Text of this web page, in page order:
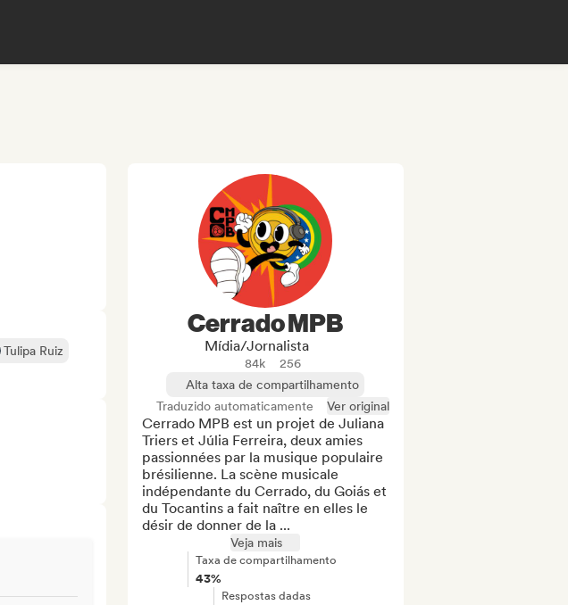
Tulipa Ruiz
Cerrado MPB
Mídia/Jornalista
84k
256
Alta taxa de compartilhamento
Traduzido automaticamente
Ver original
Cerrado MPB est un projet de Juliana
Triers et Júlia Ferreira, deux amies
passionnées par la musique populaire
brésilienne. La scène musicale
indépendante du Cerrado, du Goiás et
du Tocantins a fait naître en elles le
désir de donner de la ...
Veja mais
Taxa de compartilhamento
43%
Respostas dadas